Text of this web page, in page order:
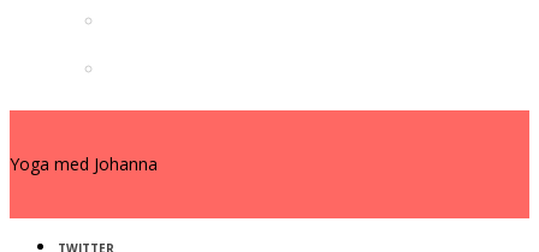
Yoga med Johanna
TWITTER